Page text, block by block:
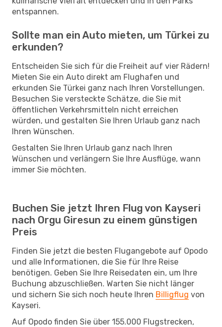
entspannen.
Sollte man ein Auto mieten, um Türkei zu
erkunden?
Entscheiden Sie sich für die Freiheit auf vier Rädern!
Mieten Sie ein Auto direkt am Flughafen und
erkunden Sie Türkei ganz nach Ihren Vorstellungen.
Besuchen Sie versteckte Schätze, die Sie mit
öffentlichen Verkehrsmitteln nicht erreichen
würden, und gestalten Sie Ihren Urlaub ganz nach
Ihren Wünschen.
Gestalten Sie Ihren Urlaub ganz nach Ihren
Wünschen und verlängern Sie Ihre Ausflüge, wann
immer Sie möchten.
Buchen Sie jetzt Ihren Flug von Kayseri
nach Orgu Giresun zu einem günstigen
Preis
Finden Sie jetzt die besten Flugangebote auf Opodo
und alle Informationen, die Sie für Ihre Reise
benötigen. Geben Sie Ihre Reisedaten ein, um Ihre
Buchung abzuschließen. Warten Sie nicht länger
und sichern Sie sich noch heute Ihren Billigflug von
Kayseri.
Auf Opodo finden Sie über 155.000 Flugstrecken,